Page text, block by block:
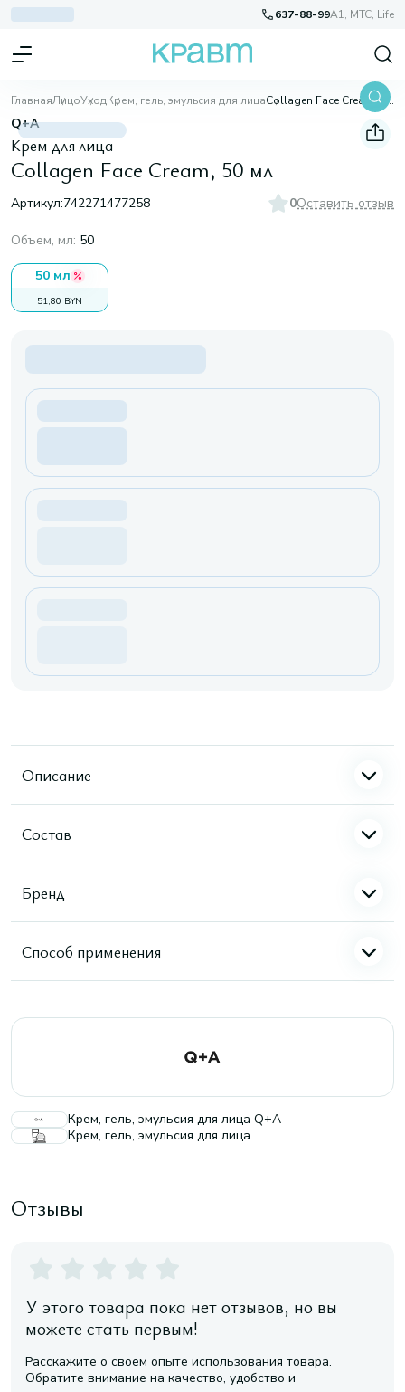
637-88-99A1, МТС, Life
ГлавнаяЛицоУходКрем, гель, эмульсия для лица Collagen Face Cream, 50 мл
Q+A
Крем для лица
Collagen Face Cream, 50 мл
Артикул:742271477258 0Оставить отзыв
Объем, мл: 50
50 мл
51,80 BYN
Описание
Состав
Бренд
Способ применения
Крем, гель, эмульсия для лица Q+A
Крем, гель, эмульсия для лица
Отзывы
У этого товара пока нет отзывов, но вы
можете стать первым!
Расскажите о своем опыте использования товара.
Обратите внимание на качество, удобство и